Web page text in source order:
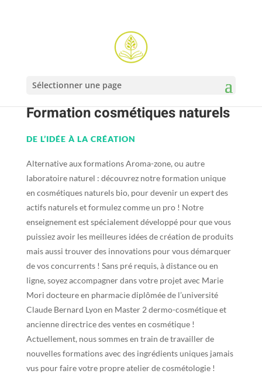
Sélectionner une page
Formation cosmétiques naturels
DE L’IDÉE À LA CRÉATION
Alternative aux formations Aroma-zone, ou autre
laboratoire naturel : découvrez notre formation unique
en cosmétiques naturels bio, pour devenir un expert des
actifs naturels et formulez comme un pro ! Notre
enseignement est spécialement développé pour que vous
puissiez avoir les meilleures idées de création de produits
mais aussi trouver des innovations pour vous démarquer
de vos concurrents ! Sans pré requis, à distance ou en
ligne, soyez accompagner dans votre projet avec Marie
Mori docteure en pharmacie diplômée de l’université
Claude Bernard Lyon en Master 2 dermo-cosmétique et
ancienne directrice des ventes en cosmétique !
Actuellement, nous sommes en train de travailler de
nouvelles formations avec des ingrédients uniques jamais
vus pour faire votre propre atelier de cosmétologie !